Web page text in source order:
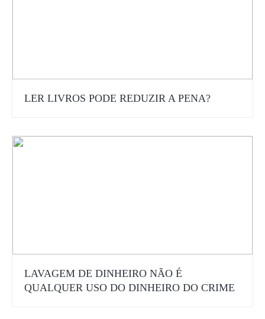
LER LIVROS PODE REDUZIR A PENA?
LAVAGEM DE DINHEIRO NÃO É
QUALQUER USO DO DINHEIRO DO CRIME